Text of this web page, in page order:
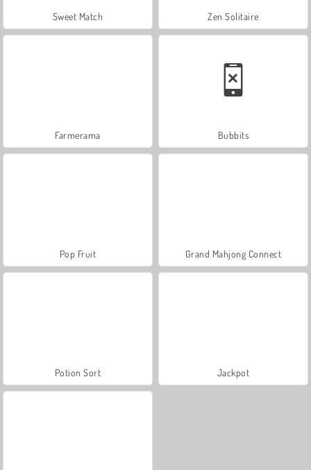
Sweet Match Zen Solitaire
Farmerama Bubbits
Pop Fruit Grand Mahjong Connect
Potion Sort Jackpot